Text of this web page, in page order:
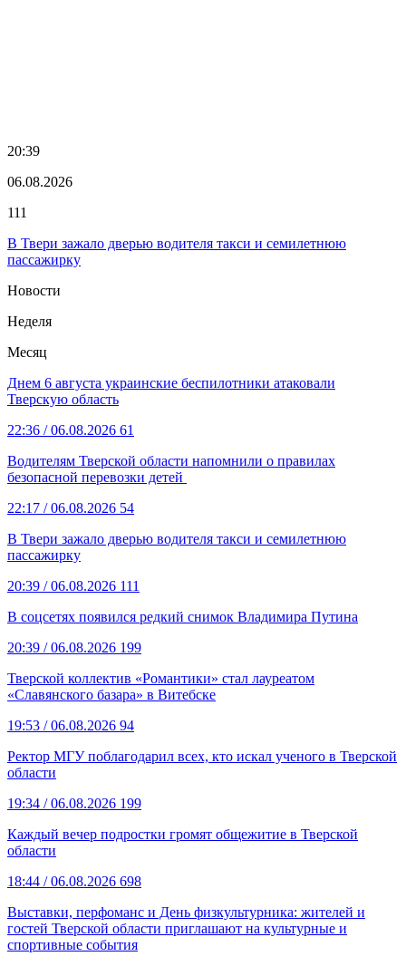
20:39
06.08.2026
111
В Твери зажало дверью водителя такси и семилетнюю
пассажирку
Новости
Неделя
Месяц
Днем 6 августа украинские беспилотники атаковали
Тверскую область
22:36 / 06.08.2026 61
Водителям Тверской области напомнили о правилах
безопасной перевозки детей
22:17 / 06.08.2026 54
В Твери зажало дверью водителя такси и семилетнюю
пассажирку
20:39 / 06.08.2026 111
В соцсетях появился редкий снимок Владимира Путина
20:39 / 06.08.2026 199
Тверской коллектив «Романтики» стал лауреатом
«Славянского базара» в Витебске
19:53 / 06.08.2026 94
Ректор МГУ поблагодарил всех, кто искал ученого в Тверской
области
19:34 / 06.08.2026 199
Каждый вечер подростки громят общежитие в Тверской
области
18:44 / 06.08.2026 698
Выставки, перфоманс и День физкультурника: жителей и
гостей Тверской области приглашают на культурные и
спортивные события